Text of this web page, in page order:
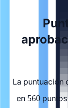
La puntuación
en 560